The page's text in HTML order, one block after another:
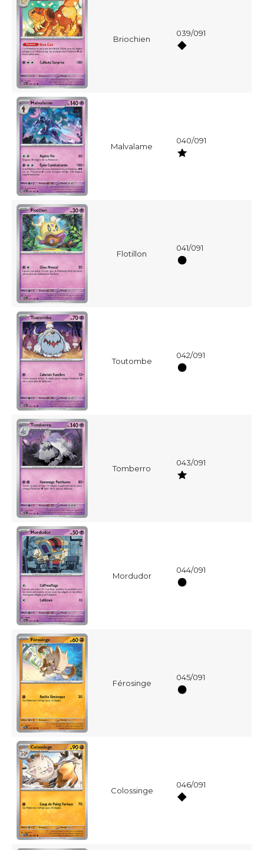
Briochien
039/091
Malvalame
040/091
Flotillon
041/091
Toutombe
042/091
Tomberro
043/091
Mordudor
044/091
Férosinge
045/091
Colossinge
046/091